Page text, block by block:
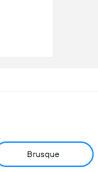
Brusque